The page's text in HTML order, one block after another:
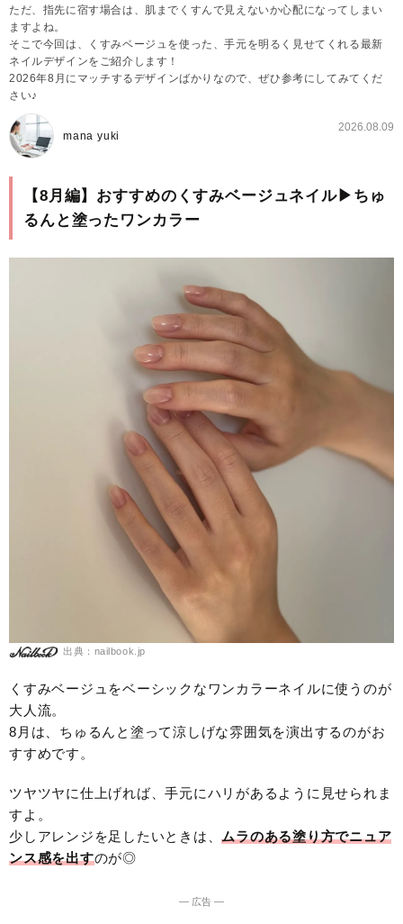
ただ、指先に宿す場合は、肌までくすんで見えないか心配になってしまい
ますよね。
そこで今回は、くすみベージュを使った、手元を明るく見せてくれる最新
ネイルデザインをご紹介します！
2026年8月にマッチするデザインばかりなので、ぜひ参考にしてみてくだ
さい♪
mana yuki
2026.08.09
【8月編】おすすめのくすみベージュネイル▶︎ちゅ
るんと塗ったワンカラー
出典：nailbook.jp
くすみベージュをベーシックなワンカラーネイルに使うのが
大人流。
8月は、ちゅるんと塗って涼しげな雰囲気を演出するのがお
すすめです。
ツヤツヤに仕上げれば、手元にハリがあるように見せられま
すよ。
少しアレンジを足したいときは、ムラのある塗り方でニュア
ンス感を出すのが◎
― 広告 ―